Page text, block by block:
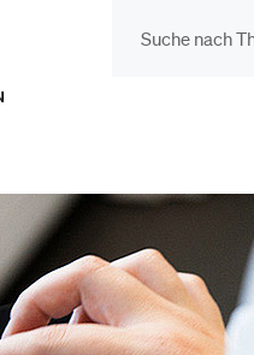
FÜR…
Lehrpersonen
Studien­interessierte